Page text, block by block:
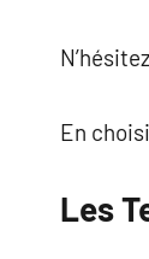
En
Les